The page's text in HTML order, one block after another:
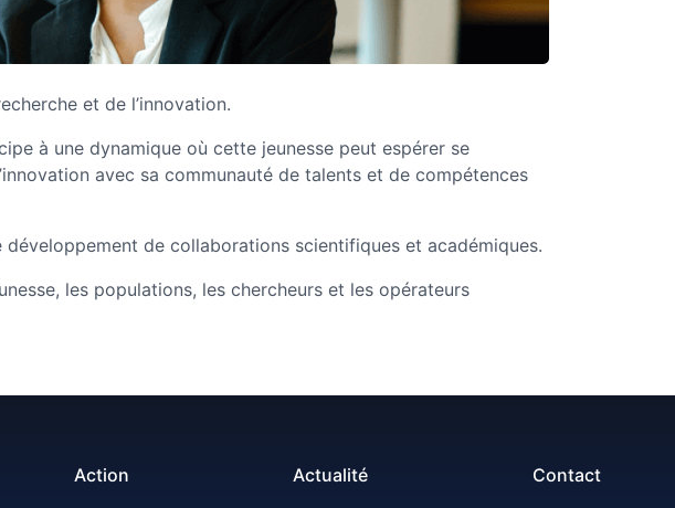
et de l’innovation.
à une dynamique où cette jeunesse peut espérer se
avec sa communauté de talents et de compétences
de collaborations scientifiques et académiques.
les populations, les chercheurs et les opérateurs
Action Actualité Contact